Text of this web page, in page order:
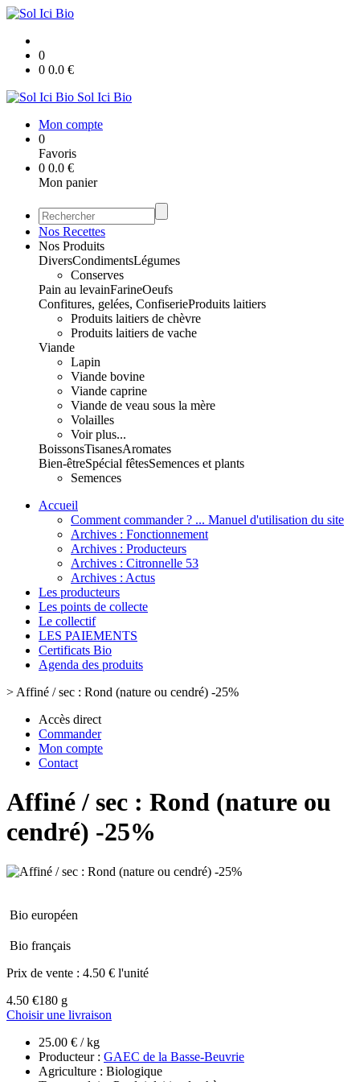
0
0 0.0 €
Sol Ici Bio
Mon compte
0
Favoris
0 0.0 €
Mon panier
Nos Recettes
Nos Produits
DiversCondimentsLégumes
Conserves
Pain au levainFarineOeufs
Confitures, gelées, ConfiserieProduits laitiers
Produits laitiers de chèvre
Produits laitiers de vache
Viande
Lapin
Viande bovine
Viande caprine
Viande de veau sous la mère
Volailles
Voir plus...
BoissonsTisanesAromates
Bien-êtreSpécial fêtesSemences et plants
Semences
Accueil
Comment commander ? ... Manuel d'utilisation du site
Archives : Fonctionnement
Archives : Producteurs
Archives : Citronnelle 53
Archives : Actus
Les producteurs
Les points de collecte
Le collectif
LES PAIEMENTS
Certificats Bio
Agenda des produits
> Affiné / sec : Rond (nature ou cendré) -25%
Accès direct
Commander
Mon compte
Contact
Affiné / sec : Rond (nature ou
cendré) -25%
Bio européen
Bio français
Prix de vente : 4.50 € l'unité
4.50 €180 g
Choisir une livraison
25.00 € / kg
Producteur : GAEC de la Basse-Beuvrie
Agriculture : Biologique